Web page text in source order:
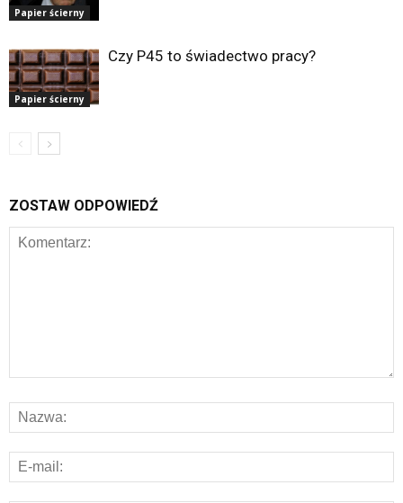
Papier ścierny
Papier ścierny
Czy P45 to świadectwo pracy?
ZOSTAW ODPOWIEDŹ